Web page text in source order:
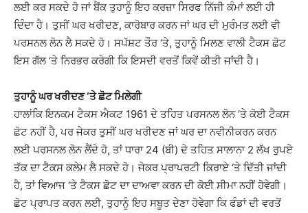
ਲਈ ਕਰ ਸਕਦੇ ਹੋ ਜਾਂ ਬੈਂਕ ਤੁਹਾਨੂੰ ਇਹ ਕਰਜ਼ਾ ਸਿਰਫ ਨਿੱਜੀ ਕੰਮਾਂ ਲਈ ਹੀ
ਦਿੰਦਾ ਹੈ। ਤੁਸੀਂ ਘਰ ਖਰੀਦਣ, ਕਾਰੋਬਾਰ ਕਰਨ ਜਾਂ ਘਰ ਦੀ ਮੁਰੰਮਤ ਲਈ ਵੀ
ਪਰਸਨਲ ਲੋਨ ਲੈ ਸਕਦੇ ਹੋ। ਸਪੱਸ਼ਟ ਤੌਰ ‘ਤੇ, ਤੁਹਾਨੂੰ ਮਿਲਣ ਵਾਲੀ ਟੈਕਸ ਛੋਟ
ਇਸ ਗੱਲ ‘ਤੇ ਨਿਰਭਰ ਕਰੇਗੀ ਕਿ ਇਸਦੀ ਵਰਤੋਂ ਕਿਵੇਂ ਕੀਤੀ ਜਾਂਦੀ ਹੈ।
ਤੁਹਾਨੂੰ ਘਰ ਖਰੀਦਣ ‘ਤੇ ਛੋਟ ਮਿਲੇਗੀ
ਹਾਲਾਂਕਿ ਇਨਕਮ ਟੈਕਸ ਐਕਟ 1961 ਦੇ ਤਹਿਤ ਪਰਸਨਲ ਲੋਨ ‘ਤੇ ਕੋਈ ਟੈਕਸ
ਛੋਟ ਨਹੀਂ ਹੈ, ਪਰ ਜੇਕਰ ਤੁਸੀਂ ਘਰ ਖਰੀਦਣ ਜਾਂ ਘਰ ਦਾ ਨਵੀਨੀਕਰਨ ਕਰਨ
ਲਈ ਪਰਸਨਲ ਲੋਨ ਲੈਂਦੇ ਹੋ, ਤਾਂ ਧਾਰਾ 24 (ਬੀ) ਦੇ ਤਹਿਤ ਸਾਲਾਨਾ 2 ਲੱਖ ਰੁਪਏ
ਤੱਕ ਦਾ ਟੈਕਸ ਕਲੇਮ ਲੈ ਸਕਦੇ ਹੋ। ਜੇਕਰ ਪ੍ਰਾਪਰਟੀ ਕਿਰਾਏ ‘ਤੇ ਦਿੱਤੀ ਜਾਂਦੀ
ਹੈ, ਤਾਂ ਵਿਆਜ ‘ਤੇ ਟੈਕਸ ਛੋਟ ਦਾ ਦਾਅਵਾ ਕਰਨ ਦੀ ਕੋਈ ਸੀਮਾ ਨਹੀਂ ਹੋਵੇਗੀ।
ਛੋਟ ਪ੍ਰਾਪਤ ਕਰਨ ਲਈ, ਤੁਹਾਨੂੰ ਇਹ ਸਬੂਤ ਦੇਣਾ ਹੋਵੇਗਾ ਕਿ ਫੰਡਾਂ ਦੀ ਵਰਤੋਂ